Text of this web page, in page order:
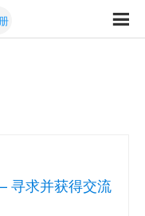
寻求并获得交流